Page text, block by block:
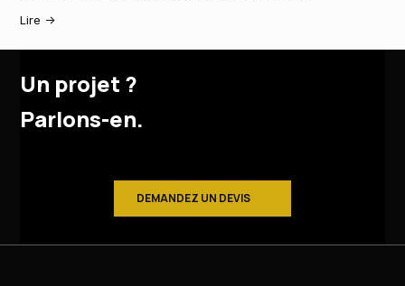
Lire ->
Un projet ?
Parlons-en.
DEMANDEZ UN DEVIS